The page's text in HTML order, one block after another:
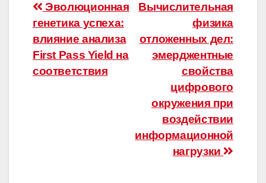
Навигация
по
записям
Вычислительная
физика
отложенных дел:
эмерджентные
свойства
цифрового
окружения при
воздействии
информационной
нагрузки
Эволюционная
генетика успеха:
влияние анализа
First Pass Yield на
соответствия